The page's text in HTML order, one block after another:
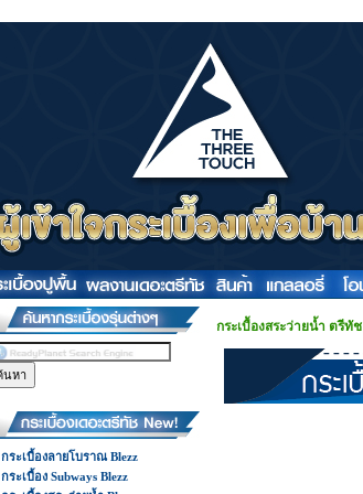
กระเบื้องลายโบราณ Blezz
กระเบื้อง Subways Blezz
กระเบื้องสระว่ายน้ำ ตรีทัช